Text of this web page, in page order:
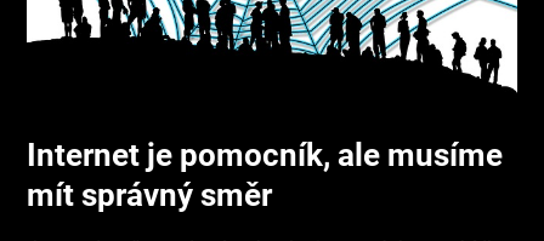
Internet je pomocník, ale musíme
mít správný směr